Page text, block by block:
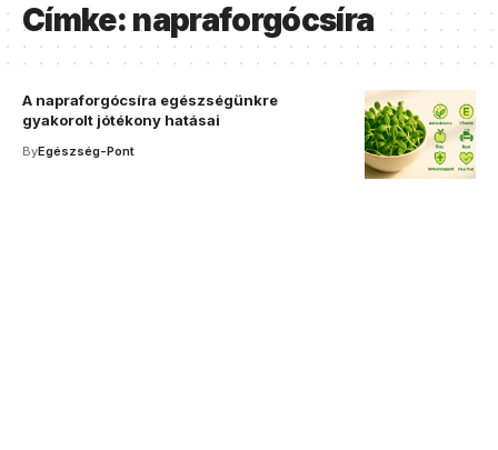
Címke: napraforgócsíra
A napraforgócsíra egészségünkre
gyakorolt jótékony hatásai
ByEgészség-Pont